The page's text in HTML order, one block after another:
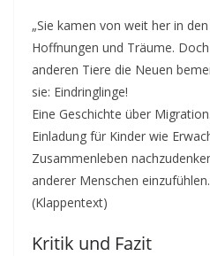
„Sie kamen von weit her in
Hoffnungen und Träume.
anderen Tiere die Neuen
sie: Eindringlinge!
Eine Geschichte über
Einladung für Kinder wie
Zusammenleben
anderer Menschen
(Klappentext)
Kritik und Fazit